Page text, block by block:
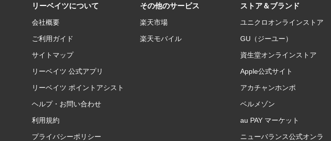
リーベイツについて
会社概要
ご利用ガイド
サイトマップ
リーベイツ 公式アプリ
リーベイツ ポイントアシスト
ヘルプ・お問い合わせ
利用規約
プライバシーポリシー
その他のサービス
楽天市場
楽天モバイル
ストア＆ブランド
ユニクロオンラインストア
GU（ジーユー）
資生堂オンラインストア
Apple公式サイト
アカチャンホンポ
ベルメゾン
au PAY マーケット
ニューバランス公式オンラ